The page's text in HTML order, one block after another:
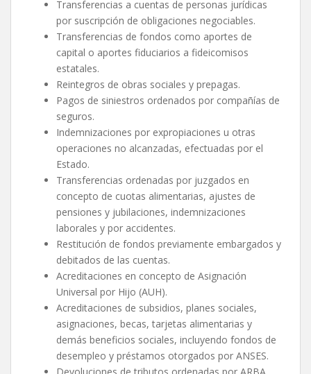
Transferencias a cuentas de personas jurídicas
por suscripción de obligaciones negociables.
Transferencias de fondos como aportes de
capital o aportes fiduciarios a fideicomisos
estatales.
Reintegros de obras sociales y prepagas.
Pagos de siniestros ordenados por compañías de
seguros.
Indemnizaciones por expropiaciones u otras
operaciones no alcanzadas, efectuadas por el
Estado.
Transferencias ordenadas por juzgados en
concepto de cuotas alimentarias, ajustes de
pensiones y jubilaciones, indemnizaciones
laborales y por accidentes.
Restitución de fondos previamente embargados y
debitados de las cuentas.
Acreditaciones en concepto de Asignación
Universal por Hijo (AUH).
Acreditaciones de subsidios, planes sociales,
asignaciones, becas, tarjetas alimentarias y
demás beneficios sociales, incluyendo fondos de
desempleo y préstamos otorgados por ANSES.